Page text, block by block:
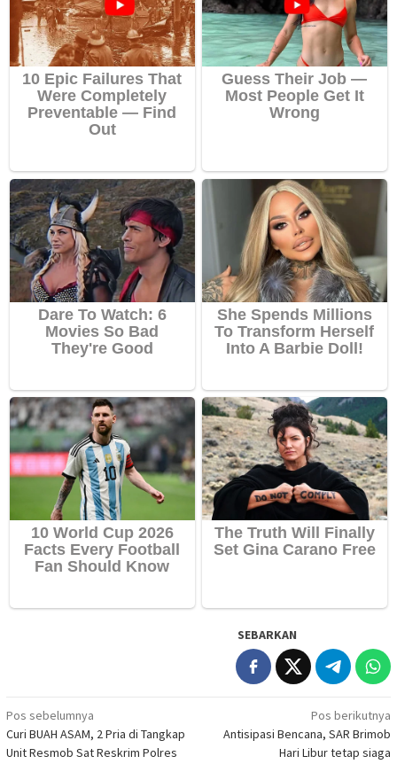
SEBARKAN
Navigasi
pos
Pos sebelumnya
Curi BUAH ASAM, 2 Pria di Tangkap
Unit Resmob Sat Reskrim Polres
Pos berikutnya
Antisipasi Bencana, SAR Brimob
Hari Libur tetap siaga